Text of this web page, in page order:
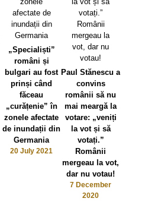
„Specialiști”
români și
bulgari au fost
prinși când
făceau
„curățenie” în
zonele afectate
de inundații din
Germania
20 July 2021
Paul Stănescu a
convins
românii să nu
mai meargă la
votare: „veniți
la vot și să
votați.”
Românii
mergeau la vot,
dar nu votau!
7 December
2020